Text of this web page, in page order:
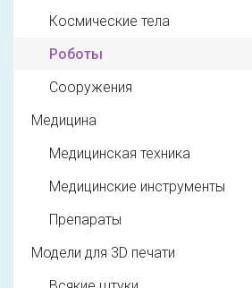
Космические тела
Роботы
Сооружения
Медицина
Медицинская техника
Медицинские инструменты
Препараты
Модели для 3D печати